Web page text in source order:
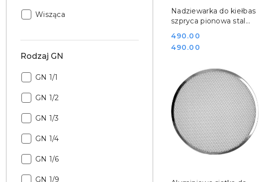
Rodzaj
Wisząca
Rodzaj GN
Rodzaj
GN 1/1
Rodzaj
GN 1/2
Rodzaj
GN 1/3
Rodzaj
GN 1/4
Rodzaj
GN 1/6
Rodzaj
GN 1/9
Nadziewarka do kiełbas
szpryca pionowa stal
03360
Cena:
490.00
Cena:
490.00
DO KOSZYKA
DO KOSZYKA